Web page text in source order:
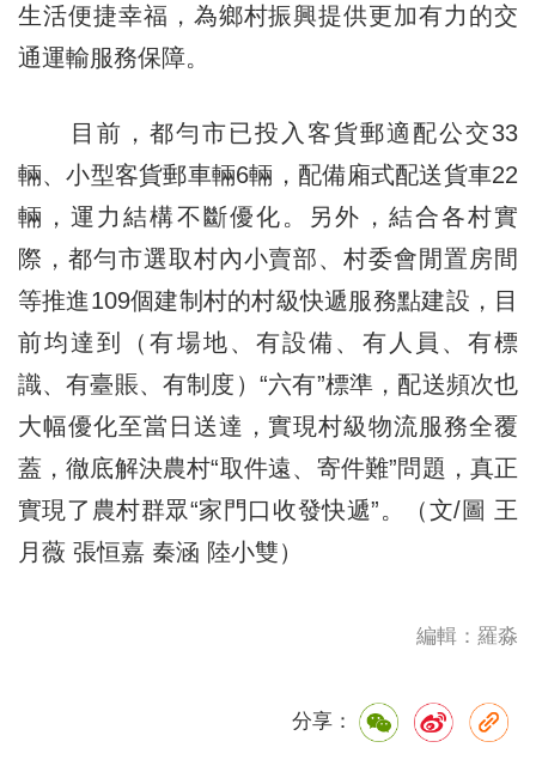
生活便捷幸福，為鄉村振興提供更加有力的交
通運輸服務保障。
目前，都勻市已投入客貨郵適配公交33
輛、小型客貨郵車輛6輛，配備廂式配送貨車22
輛，運力結構不斷優化。另外，結合各村實
際，都勻市選取村內小賣部、村委會閒置房間
等推進109個建制村的村級快遞服務點建設，目
前均達到（有場地、有設備、有人員、有標
識、有臺賬、有制度）“六有”標準，配送頻次也
大幅優化至當日送達，實現村級物流服務全覆
蓋，徹底解決農村“取件遠、寄件難”問題，真正
實現了農村群眾“家門口收發快遞”。（文/圖 王
月薇 張恒嘉 秦涵 陸小雙）
編輯：羅淼
分享：